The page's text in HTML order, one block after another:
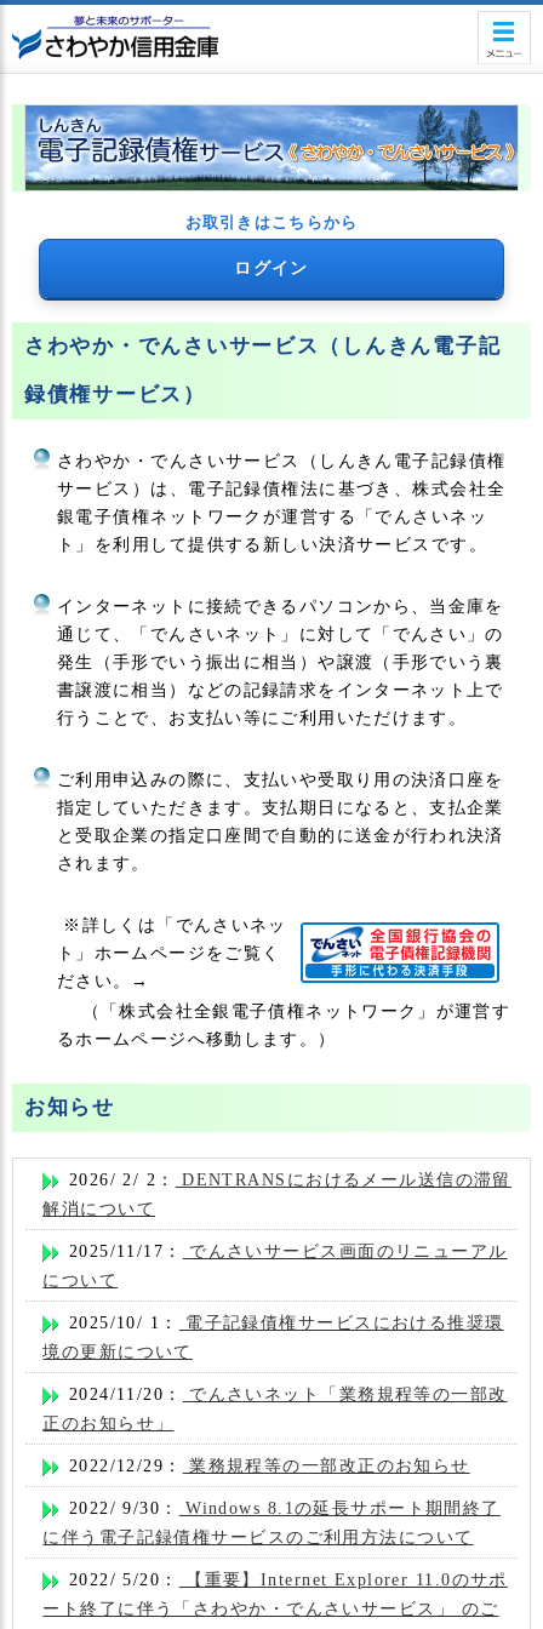
ッ
ダ
プ
お取引きはこちらから
ログイン
さわやか・でんさいサービス（しんきん電子記
録債権サービス）
さわやか・でんさいサービス（しんきん電子記録債権
サービス）は、電子記録債権法に基づき、株式会社全
銀電子債権ネットワークが運営する「でんさいネッ
ト」を利用して提供する新しい決済サービスです。
インターネットに接続できるパソコンから、当金庫を
通じて、「でんさいネット」に対して「でんさい」の
発生（手形でいう振出に相当）や譲渡（手形でいう裏
書譲渡に相当）などの記録請求をインターネット上で
行うことで、お支払い等にご利用いただけます。
ご利用申込みの際に、支払いや受取り用の決済口座を
指定していただきます。支払期日になると、支払企業
と受取企業の指定口座間で自動的に送金が行われ決済
されます。
※詳しくは「でんさいネッ
ト」ホームページをご覧く
ださい。→
（「株式会社全銀電子債権ネットワーク」が運営す
るホームページへ移動します。）
お知らせ
2026/ 2/ 2：
DENTRANSにおけるメール送信の滞留
解消について
2025/11/17：
でんさいサービス画面のリニューアル
について
2025/10/ 1：
電子記録債権サービスにおける推奨環
境の更新について
2024/11/20：
でんさいネット「業務規程等の一部改
正のお知らせ」
2022/12/29： 業務規程等の一部改正のお知らせ
2022/ 9/30：
Windows 8.1の延長サポート期間終了
に伴う電子記録債権サービスのご利用方法について
2022/ 5/20：
【重要】Internet Explorer 11.0のサポ
ート終了に伴う「さわやか・でんさいサービス」 のご